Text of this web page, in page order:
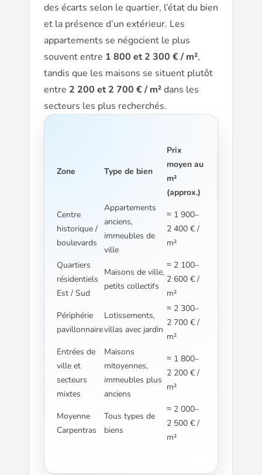
des écarts selon le quartier, l’état du bien
et la présence d’un extérieur. Les
appartements se négocient le plus
souvent entre 1 800 et 2 300 € / m²,
tandis que les maisons se situent plutôt
entre 2 200 et 2 700 € / m²dans les
secteurs les plus recherchés.
Zone Type de bien
Prix
moyen au
m²
(approx.)
Centre
historique /
boulevards
Appartements
anciens,
immeubles de
ville
≈ 1 900–
2 400 € /
m²
Quartiers
résidentiels
Est / Sud
Maisons de ville,
petits collectifs
≈ 2 100–
2 600 € /
m²
Périphérie
pavillonnaire
Lotissements,
villas avec jardin
≈ 2 300–
2 700 € /
m²
Entrées de
ville et
secteurs
mixtes
Maisons
mitoyennes,
immeubles plus
anciens
≈ 1 800–
2 200 € /
m²
Moyenne
Carpentras
Tous types de
biens
≈ 2 000–
2 500 € /
m²